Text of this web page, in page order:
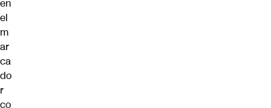
en
el
m
ar
ca
do
r
co